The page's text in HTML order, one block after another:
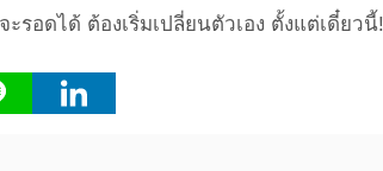
อดได้ ต้องเริ่มเปลี่ยนตัวเอง ตั้งแต่เดี๋ยวนี้!